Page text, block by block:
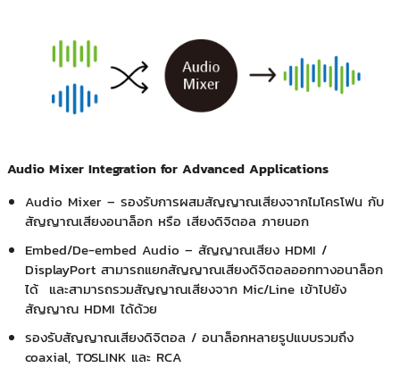
Audio Mixer Integration for Advanced Applications
Audio Mixer – รองรับการผสมสัญญาณเสียงจากไมโครโฟน กับ
สัญญาณเสียงอนาล็อก หรือ เสียงดิจิตอล ภายนอก
Embed/De-embed Audio – สัญญาณเสียง HDMI /
DisplayPort สามารถแยกสัญญาณเสียงดิจิตอลออกทางอนาล็อก
ได้ และสามารถรวมสัญญาณเสียงจาก Mic/Line เข้าไปยัง
สัญญาณ HDMI ได้ด้วย
รองรับสัญญาณเสียงดิจิตอล / อนาล็อกหลายรูปแบบรวมถึง
coaxial, TOSLINK และ RCA